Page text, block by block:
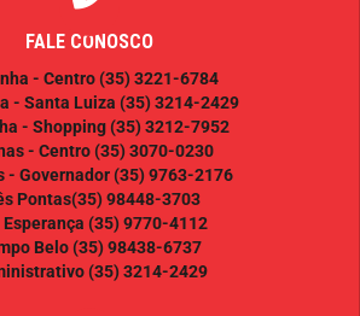
FALE CONOSCO
- Centro(35) 3221-6784
- Santa Luiza (35) 3214-2429
- Shopping(35) 3212-7952
- Centro(35) 3070-0230
- Governador(35) 9763-2176
Pontas(35) 98448-3703
Esperança (35) 9770-4112
Belo(35) 98438-6737
(35) 3214-2429